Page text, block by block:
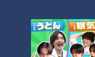
オススメ関連コンテ